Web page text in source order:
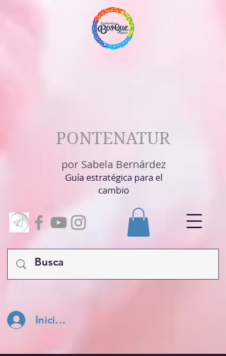
Inicia Sesión
PONTENATUR
por Sabela Bernárdez
Guía estratégica para el
cambio